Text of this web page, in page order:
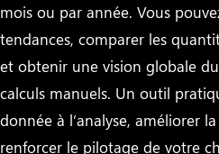
mois ou par année. Vous
tendances, comparer les
et obtenir une vision globale du
calculs manuels. Un outil
donnée à l’analyse, améliorer
renforcer le pilotage de votre